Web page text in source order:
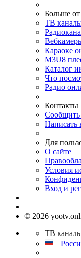
Больше
ТВ
Караоке
M3U8
Каталог
Что
Радио
Контакты
Сообщить
Написать
Для
О сайте
Условия
Вход и
© 2026
ТВ